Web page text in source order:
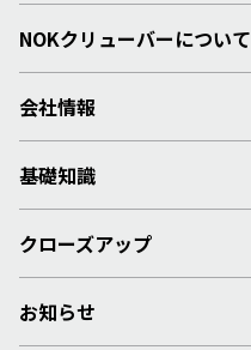
NOKクリューバーについて
会社情報
基礎知識
クローズアップ
お知らせ